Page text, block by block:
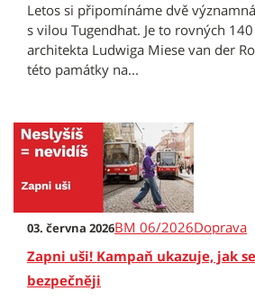
Letos si připomínáme dvě
s vilou Tugendhat. Je to rovných
architekta Ludwiga Miese van der
této památky na...
03. června 2026BM 06/2026Doprava
Zapni uši! Kampaň ukazuje, jak
bezpečněji